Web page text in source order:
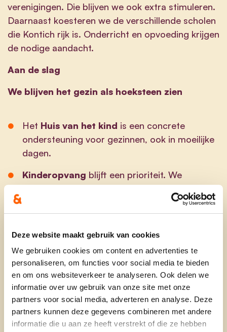
Deze website maakt gebruik van cookies
We gebruiken cookies om content en advertenties te
personaliseren, om functies voor social media te bieden
en om ons websiteverkeer te analyseren. Ook delen we
informatie over uw gebruik van onze site met onze
partners voor social media, adverteren en analyse. Deze
partners kunnen deze gegevens combineren met andere
informatie die u aan ze heeft verstrekt of die ze hebben
verenigingen. Die blijven we ook extra stimuleren.
Daarnaast koesteren we de verschillende scholen
die Kontich rijk is. Onderricht en opvoeding krijgen
de nodige aandacht.
Aan de slag
We blijven het gezin als hoeksteen zien
Het Huis van het kind is een concrete
ondersteuning voor gezinnen, ook in moeilijke
dagen.
Kinderopvang blijft een prioriteit. We
schatten de behoeften in en bouwen daartoe
de nodige opvangvoorzieningen uit.
kinderarmoede verder aan te pakken.
Jeugd
We geven materiële en financiële steun aan de
jeugdverenigingen,a. via het uitlenen van